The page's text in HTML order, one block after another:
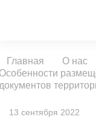
Главная О нас
13 сентября 2022